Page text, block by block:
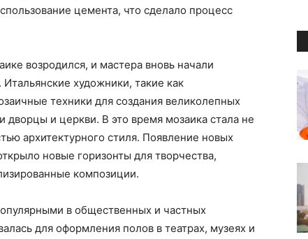
цемента, что сделало процесс
возродился, и мастера вновь начали
художники, такие как
техники для создания великолепных
дворцы и церкви. В это время мозаика стала не
архитектурного стиля. Появление новых
новые горизонты для творчества,
композиции.
в общественных и частных
для оформления полов в театрах, музеях и